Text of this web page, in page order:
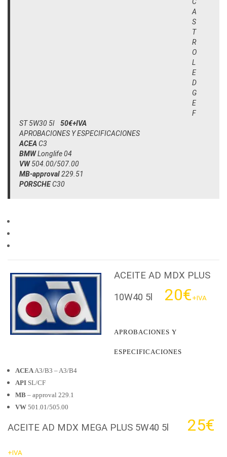
A
S
T
R
O
L
E
D
G
E
F
ST 5W30 5l
50€+IVA
APROBACIONES Y ESPECIFICACIONES
ACEA C3
BMWLonglife 04
VW504.00/507.00
MB-approval229.51
PORSCHEC30
ACEITE AD MDX PLUS
10W40 5l
20€ +IVA
APROBACIONES Y
ESPECIFICACIONES
ACEA A3/B3 – A3/B4
API SL/CF
MB – approval 229.1
VW 501.01/505.00
ACEITE AD MDX MEGA PLUS 5W40 5l 25€
+IVA